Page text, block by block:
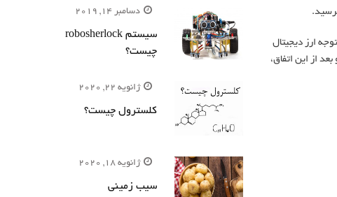
ارز دیجیتال
از این اتفاق،
دسامبر 14, 2019
سیستم robosherlock
چیست؟
ژانویه 22, 2020
کلسترول چیست؟
ژانویه 18, 2020
سیب زمینی